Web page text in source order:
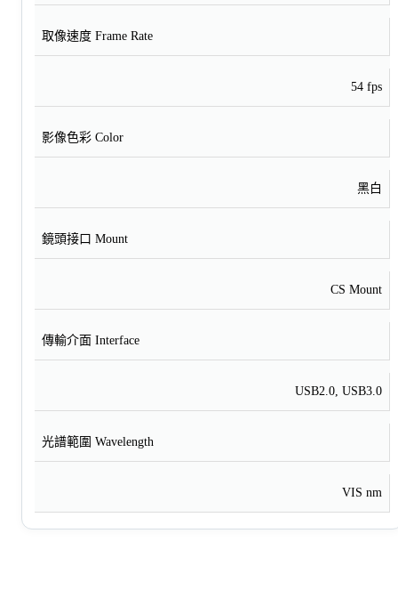
取像速度 Frame Rate
54 fps
影像色彩 Color
黑白
鏡頭接口 Mount
CS Mount
傳輸介面 Interface
USB2.0, USB3.0
光譜範圍 Wavelength
VIS nm